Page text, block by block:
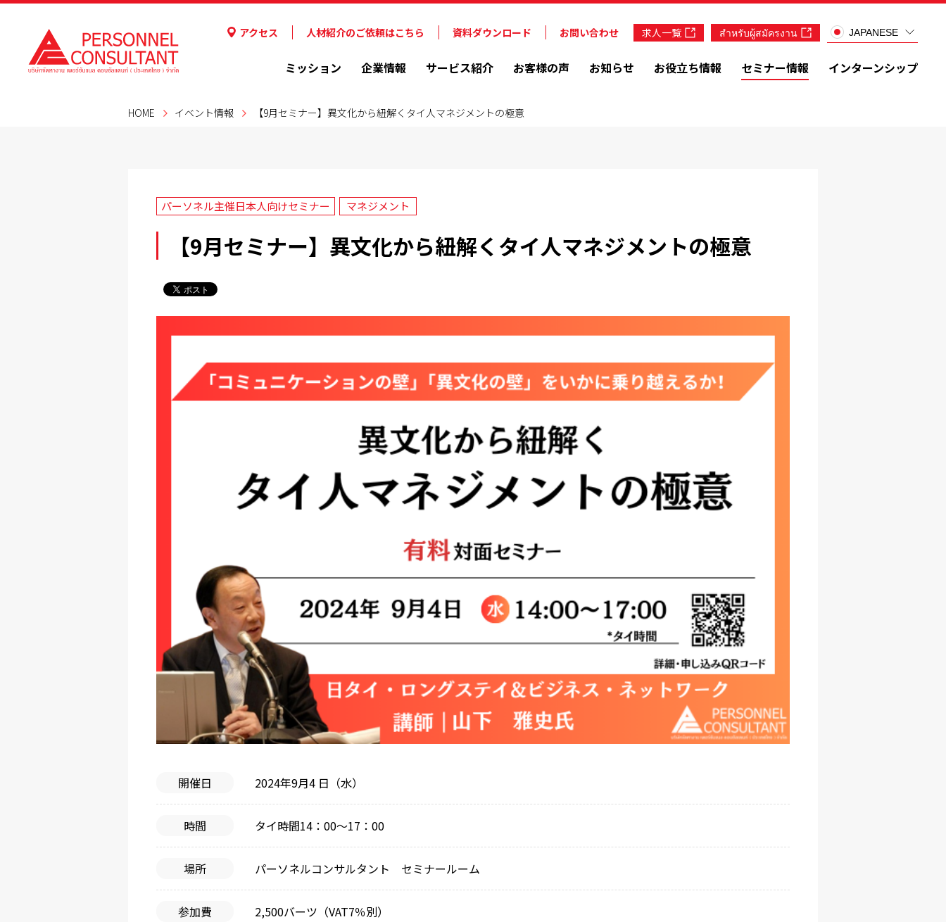
アクセス 人材紹介のご依頼はこちら 資料ダウンロード お問い合わせ 求人一覧 สำหรับผู้สมัครงาน JAPANESE
ミッション 企業情報 サービス紹介 お客様の声 お知らせ お役立ち情報 セミナー情報 インターンシップ
HOME イベント情報 【9月セミナー】異文化から紐解くタイ人マネジメントの極意
パーソネル主催日本人向けセミナー マネジメント
【9月セミナー】異文化から紐解くタイ人マネジメントの極意
開催日 2024年9月4 日（水）
時間 タイ時間14：00～17：00
場所 パーソネルコンサルタント セミナールーム
参加費 2,500バーツ（VAT7％別）